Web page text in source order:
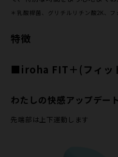
＊乳酸桿菌、グリチルリチン酸2K、
特徴
■iroha FIT＋(フィッ
わたしの快感アップデート
先端部は上下運動します